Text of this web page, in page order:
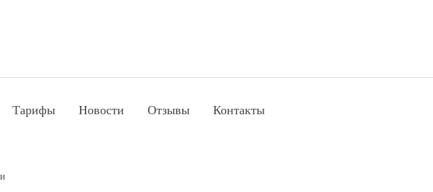
Тарифы Новости Отзывы Контакты